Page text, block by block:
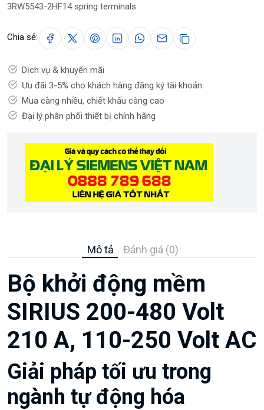
3RW5543-2HF14 spring terminals
Chia sẻ:
Dịch vụ & khuyến mãi
Ưu đãi 3-5% cho khách hàng đăng ký tài khoản
Mua càng nhiều, chiết khấu càng cao
Đại lý phân phối thiết bị chính hãng
Mô tả Đánh giá (0)
Bộ khởi động mềm
SIRIUS 200-480 Volt
210 A, 110-250 Volt AC
Giải pháp tối ưu trong
ngành tự động hóa